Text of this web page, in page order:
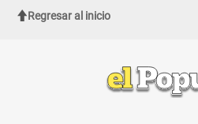
Regresar al inicio